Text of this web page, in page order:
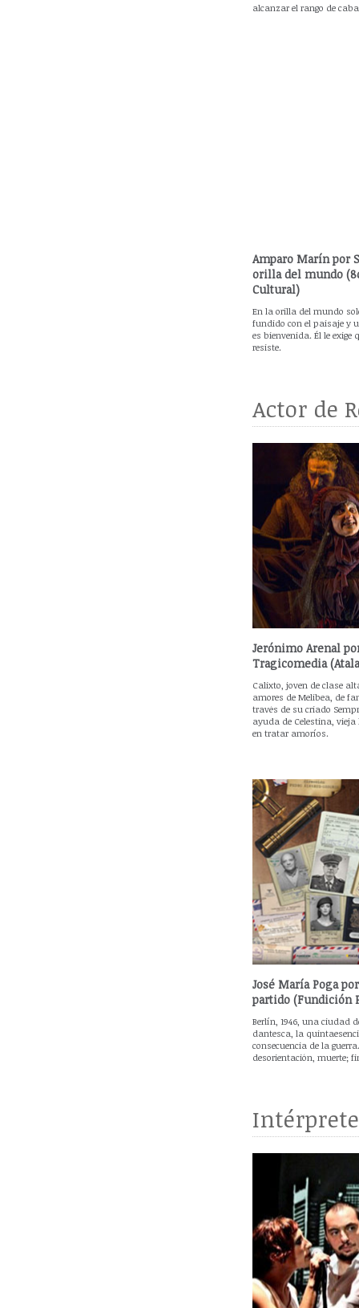
alcanzar el rango de
Amparo Marín por
orilla del mundo
Cultural)
En la orilla del mundo
fundido con el paisaje y
es bienvenida. Él le exige
resiste.
Actor de
Jerónimo Arenal
Tragicomedia
Calixto, joven de clase
amores de Melibea, de
través de su criado
ayuda de Celestina, vieja
en tratar amoríos.
José María Poga
partido (Fundición
Berlín, 1946, una ciudad
dantesca, la
consecuencia de la
desorientación, muerte;